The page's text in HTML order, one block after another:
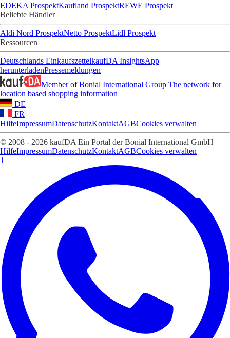
EDEKA ProspektKaufland ProspektREWE Prospekt
Beliebte Händler
Aldi Nord ProspektNetto ProspektLidl Prospekt
Ressourcen
Deutschlands EinkaufszettelkaufDA InsightsApp
herunterladenPressemeldungen
Member of Bonial International Group The network for
location based shopping information
DE
FR
HilfeImpressumDatenschutzKontaktAGBCookies verwalten
© 2008 - 2026 kaufDA Ein Portal der Bonial International GmbH
HilfeImpressumDatenschutzKontaktAGBCookies verwalten
1